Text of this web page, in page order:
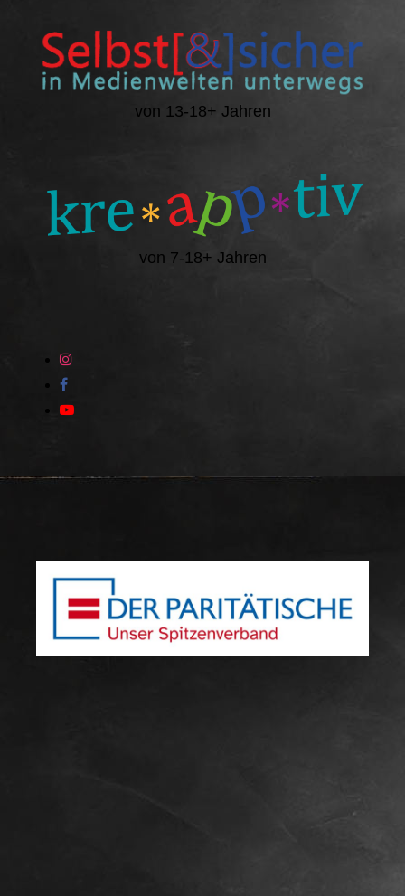
von 13-18+ Jahren
von 7-18+ Jahren